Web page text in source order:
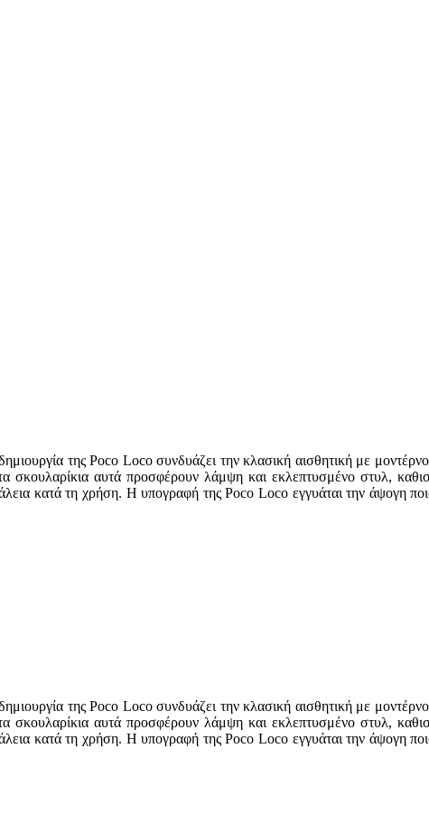
της Poco Loco συνδυάζει την κλασική αισθητική με
αυτά προσφέρουν λάμψη και εκλεπτυσμένο στυλ,
κατά τη χρήση. Η υπογραφή της Poco Loco εγγυάται την άψογη
της Poco Loco συνδυάζει την κλασική αισθητική με
αυτά προσφέρουν λάμψη και εκλεπτυσμένο στυλ,
κατά τη χρήση. Η υπογραφή της Poco Loco εγγυάται την άψογη